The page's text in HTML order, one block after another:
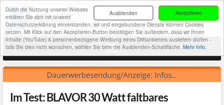
Akzeptieren
Ausblenden
Durch die Nutzung unserer Website
erklären Sie sich mit unserer
Datenschutzerklärung einverstanden, wir und eingebundene Dienste können Cookies
setzen. Mit Klick auf den Akzeptieren-Button bestätigen Sie außerdem, dass wir Ihnen
Inhalte (YouTube) & personenbezogene Werbung eines Drittanbieters ausliefern dürfen -
falls Sie dies nicht wünschen, wählen Sie bitte die Ausblenden-Schaltfläche. Mehr Info.
Im Test: BLAVOR 30 Watt faltbares